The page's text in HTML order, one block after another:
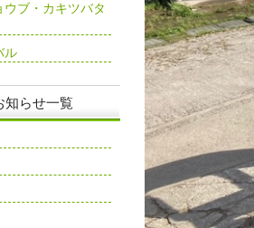
ブ・カキツバタ
ル
知らせ一覧